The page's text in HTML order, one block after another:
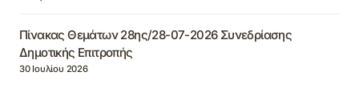
Πίνακας Θεμάτων 28ης/28-07-2026 Συνεδρίασης
Δημοτικής Επιτροπής
30 Ιουλίου 2026